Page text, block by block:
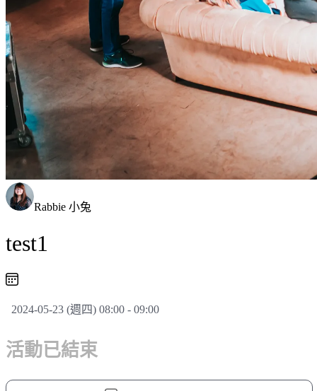
Rabbie 小兔
test1
2024-05-23 (週四) 08:00 - 09:00
活動已結束